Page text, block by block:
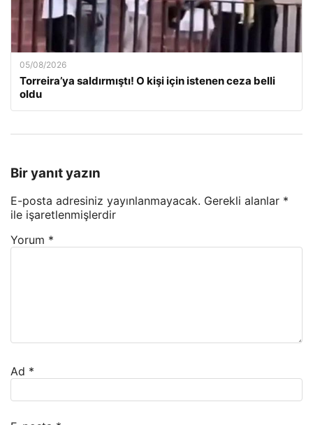
05/08/2026
Torreira’ya saldırmıştı! O kişi için istenen ceza belli
oldu
Bir yanıt yazın
E-posta adresiniz yayınlanmayacak. Gerekli alanlar *
ile işaretlenmişlerdir
Yorum *
Ad *